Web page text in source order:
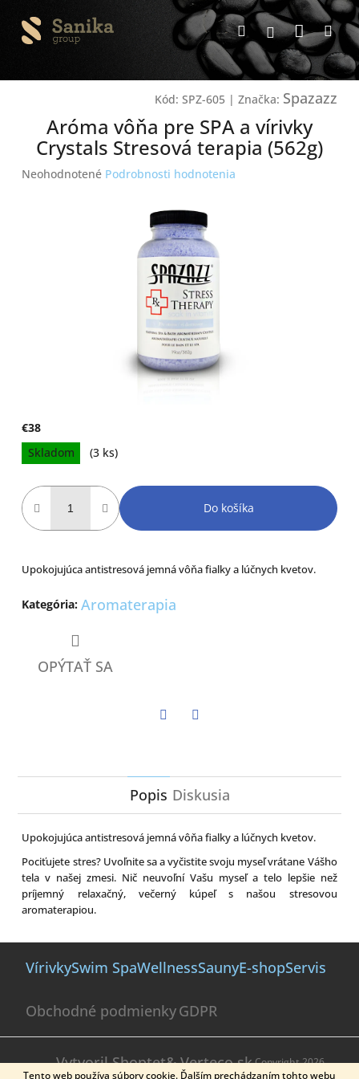
Tento web používa súbory cookie. Ďalším prechádzaním tohto webu
obsah
HľadaťPrihlásenie
košík
Kód: SPZ-605 | Značka: Spazazz
Aróma vôňa pre SPA a vírivky
Crystals Stresová terapia (562g)
Priemerné
Neohodnotené Podrobnosti hodnotenia
€38
Jednotková
cena:
Skladom (3 ks)
Do košíka
Upokojujúca antistresová jemná vôňa fialky a lúčnych kvetov.
Kategória: Aromaterapia
OPÝTAŤ SA
Popis Diskusia
Upokojujúca antistresová jemná vôňa fialky a lúčnych kvetov.
Pociťujete stres? Uvoľnite sa a vyčistite svoju myseľ vrátane Vášho
tela v našej zmesi. Nič neuvoľní Vašu myseľ a telo lepšie než
príjemný relaxačný, večerný kúpeľ s našou stresovou
aromaterapiou.
i
VírivkySwim SpaWellnessSaunyE-shopServis
Obchodné podmienkyGDPR
Vytvoril Shoptet& Verteco.skCopyright 2026